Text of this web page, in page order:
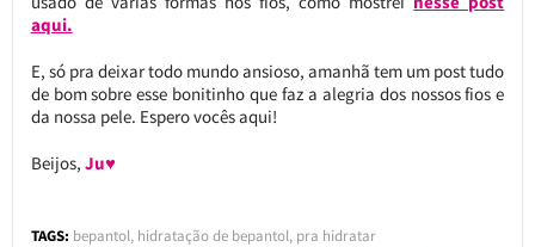
aqui.
E, só pra deixar todo mundo ansioso, amanhã tem um post tudo
de bom sobre esse bonitinho que faz a alegria dos nossos fios e
da nossa pele. Espero vocês aqui!
Beijos, Ju♥
TAGS: bepantol, hidratação de bepantol, pra hidratar